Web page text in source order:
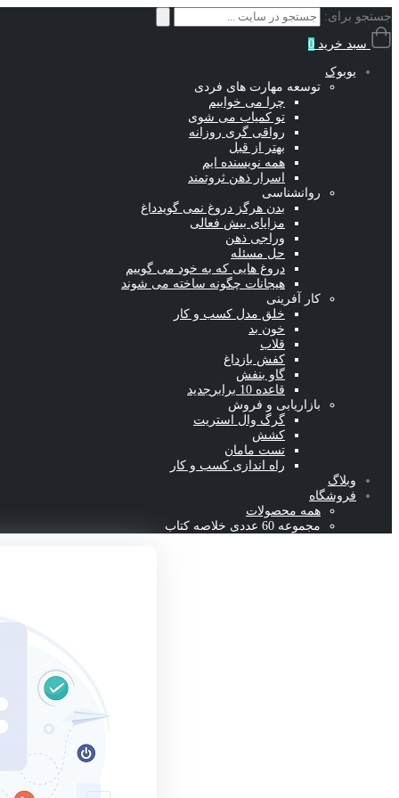
جستجو برای:
سبد خرید 0
یوبوک
توسعه مهارت های فردی
چرا می خوابیم
تو کمیاب می شوی
رواقی گری روزانه
بهتر از قبل
همه نویسنده ایم
اسرار ذهن ثروتمند
روانشناسی
بدن هرگز دروغ نمی گویدداغ
مزایای بیش فعالی
وراجی ذهن
حل مسئله
دروغ هایی که به خود می گوییم
هیجانات چگونه ساخته می شوند
کار آفرینی
خلق مدل کسب و کار
خون بد
قلاب
کفش باز داغ
گاو بنفش
قاعده 10 برابر
جدید
بازاریابی و فروش
گرگ وال استریت
کشش
تست مامان
راه اندازی کسب و کار
وبلاگ
فروشگاه
همه محصولات
مجموعه 60 عددی خلاصه کتاب